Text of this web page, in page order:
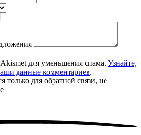
для уменьшения спама. Узнайте,
данные комментариев.
только для обратной связи, не